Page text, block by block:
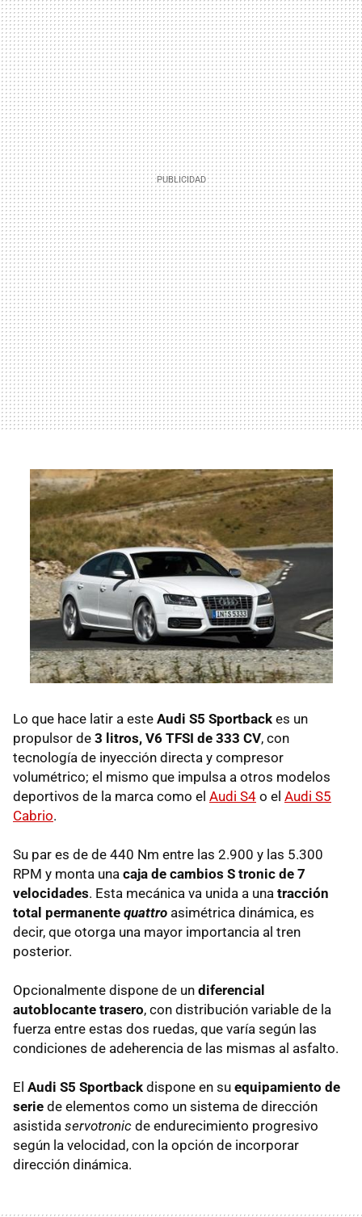
Lo que hace latir a este Audi S5 Sportback es un
propulsor de 3 litros, V6 TFSI de 333 CV, con
tecnología de inyección directa y compresor
volumétrico; el mismo que impulsa a otros modelos
deportivos de la marca como el Audi S4 o el Audi S5
Cabrio.
Su par es de de 440 Nm entre las 2.900 y las 5.300
RPM y monta una caja de cambios S tronic de 7
velocidades. Esta mecánica va unida a una tracción
total permanente quattro asimétrica dinámica, es
decir, que otorga una mayor importancia al tren
posterior.
Opcionalmente dispone de un diferencial
autoblocante trasero, con distribución variable de la
fuerza entre estas dos ruedas, que varía según las
condiciones de adeherencia de las mismas al asfalto.
El Audi S5 Sportback dispone en su equipamiento de
serie de elementos como un sistema de dirección
asistida servotronic de endurecimiento progresivo
según la velocidad, con la opción de incorporar
dirección dinámica.